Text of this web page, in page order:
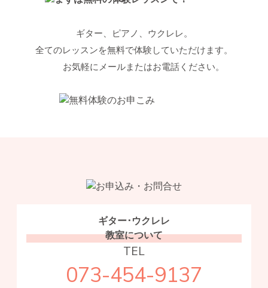
ギター、ピアノ、ウクレレ。
全てのレッスンを無料で体験していただけます。
お気軽にメールまたはお電話ください。
ギター･ウクレレ
教室について
TEL
073-454-9137